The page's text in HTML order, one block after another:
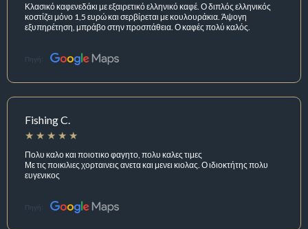
Κλασικό καφενεδάκι με εξαιρετικό ελληνικό καφέ. Ο διπλός ελληνικός
κοστίζει μόνο 1,5 ευρώ και σερβίρεται με κουλουράκια. Άψογη
εξυπηρέτηση, μπράβο στην προσπάθεια. Ο καφές πολύ καλός.
Πηγή:
Fishing C.
Πολυ καλο και ποιοτικο φαγητο, πολυ καλες τιμες
Με τις ποικιλιες χορταινεις ανετα και μενει κιολας. Ο ιδιοκτήτης πολυ
ευγενικος
Πηγή: